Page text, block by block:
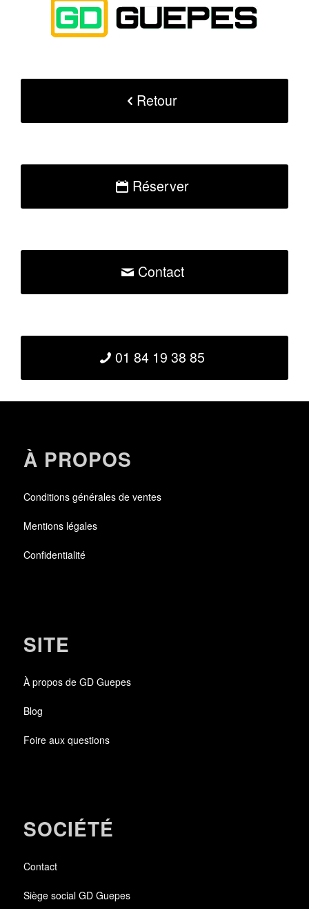
Retour
Réserver
Contact
01 84 19 38 85
À PROPOS
Conditions générales de ventes
Mentions légales
Confidentialité
SITE
À propos de GD Guepes
Blog
Foire aux questions
SOCIÉTÉ
Contact
Siège social GD Guepes